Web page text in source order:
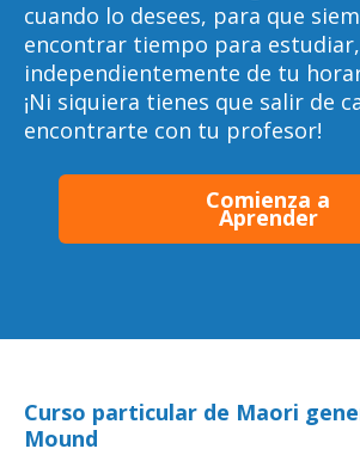
cuando lo desees, para que
encontrar tiempo para estudiar,
independientemente de tu
¡Ni siquiera tienes que salir de
encontrarte con tu profesor!
Comienza a
Aprender
Curso particular de Maori
Mound